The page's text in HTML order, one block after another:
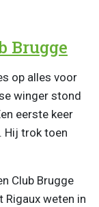
Brugge
op alles voor
winger stond
eerste keer
Hij trok toen
Club Brugge
Rigaux weten in